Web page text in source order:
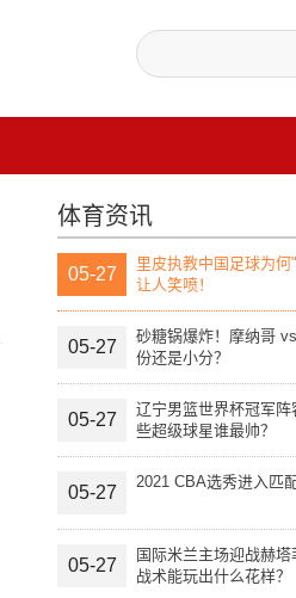
体育资讯
05-27
里皮执教中国足球为何
让人笑喷！
05-27
砂糖锅爆炸！摩纳哥
份还是小分？
05-27
辽宁男篮世界杯冠军阵
些超级球星谁最帅？
05-27
2021 CBA选秀进入匹
05-27
国际米兰主场迎战赫
战术能玩出什么花样？